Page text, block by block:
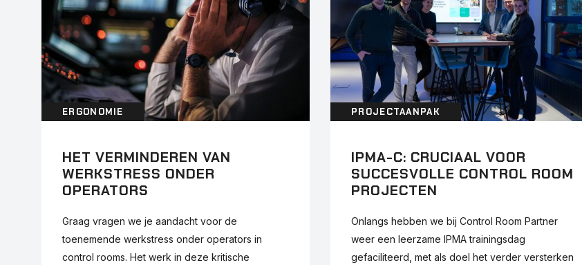
ERGONOMIE
HET VERMINDEREN VAN
WERKSTRESS ONDER
OPERATORS
Graag vragen we je aandacht voor de
toenemende werkstress onder operators in
control rooms. Het werk in deze kritische
PROJECTAANPAK
IPMA-C: CRUCIAAL VOOR
SUCCESVOLLE CONTROL ROOM
PROJECTEN
Onlangs hebben we bij Control Room Partner
weer een leerzame IPMA trainingsdag
gefaciliteerd, met als doel het verder versterken